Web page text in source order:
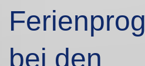
bei den